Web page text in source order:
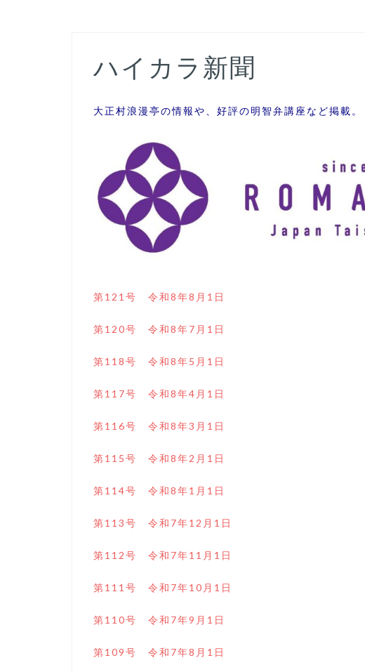
ハイカラ新聞
大正村浪漫亭の情報や、好評の明智弁講座など掲載。
第121号 令和8年8月1日
第120号 令和8年7月1日
第118号 令和8年5月1日
第117号 令和8年4月1日
第116号 令和8年3月1日
第115号 令和8年2月1日
第114号 令和8年1月1日
第113号 令和7年12月1日
第112号 令和7年11月1日
第111号 令和7年10月1日
第110号 令和7年9月1日
第109号 令和7年8月1日